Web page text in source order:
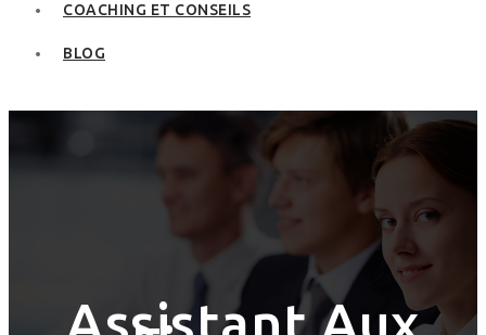
COACHING ET CONSEILS
BLOG
Assistant Aux